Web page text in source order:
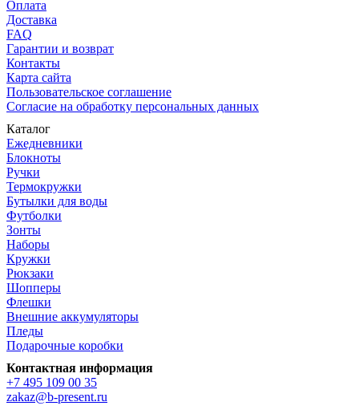
Оплата
Доставка
FAQ
Гарантии и возврат
Контакты
Карта сайта
Пользовательское соглашение
Согласие на обработку персональных данных
Каталог
Ежедневники
Блокноты
Ручки
Термокружки
Бутылки для воды
Футболки
Зонты
Наборы
Кружки
Рюкзаки
Шопперы
Флешки
Внешние аккумуляторы
Пледы
Подарочные коробки
Контактная информация
+7 495 109 00 35
zakaz@b-present.ru